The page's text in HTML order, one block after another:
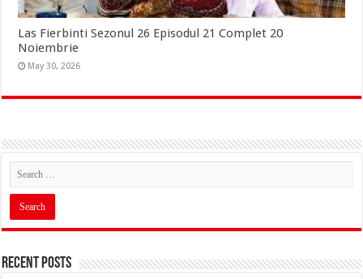
Las Fierbinti Sezonul 26 Episodul 21 Complet 20
Noiembrie
May 30, 2026
Recent Posts